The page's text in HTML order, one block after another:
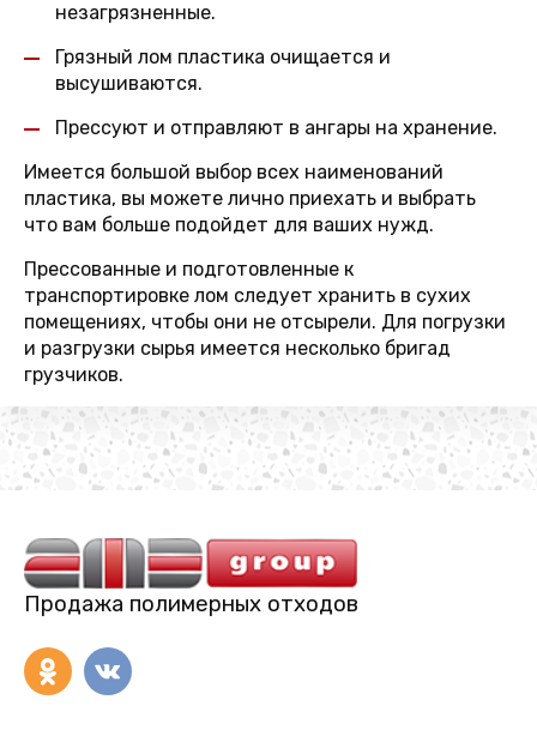
незагрязненные.
Грязный лом пластика очищается и
высушиваются.
Прессуют и отправляют в ангары на хранение.
Имеется большой выбор всех наименований
пластика, вы можете лично приехать и выбрать
что вам больше подойдет для ваших нужд.
Прессованные и подготовленные к
транспортировке лом следует хранить в сухих
помещениях, чтобы они не отсырели. Для погрузки
и разгрузки сырья имеется несколько бригад
грузчиков.
Продажа полимерных отходов